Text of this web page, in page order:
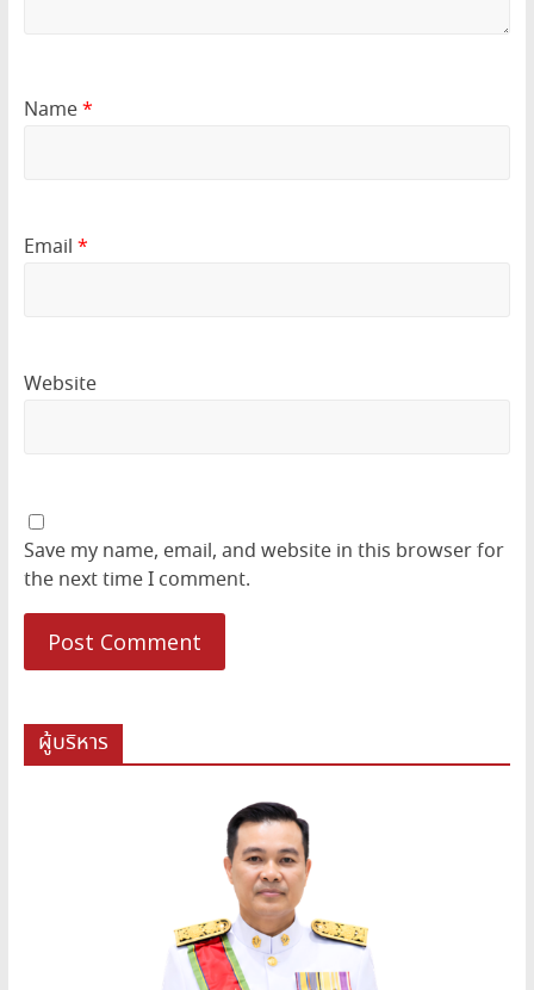
Name*
Email *
Website
Save my name, email, and website in this browser for
the next time I comment.
ผู้บริหาร